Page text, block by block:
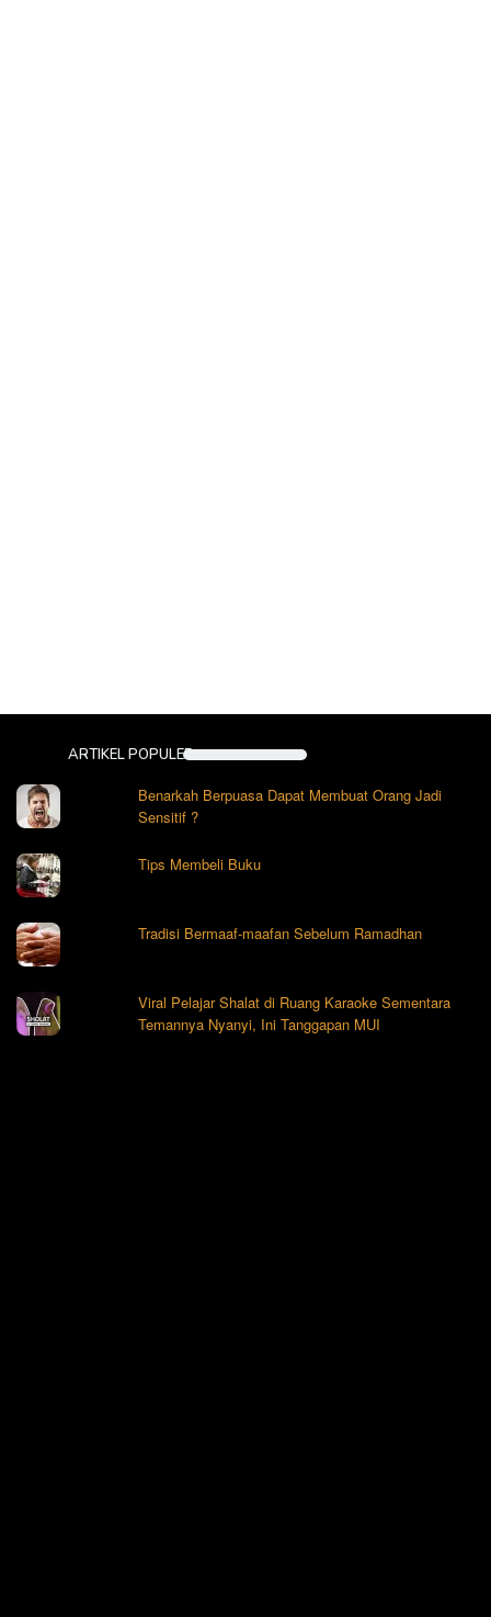
ARTIKEL POPULER
Benarkah Berpuasa Dapat Membuat Orang Jadi
Sensitif ?
Tips Membeli Buku
Tradisi Bermaaf-maafan Sebelum Ramadhan
Viral Pelajar Shalat di Ruang Karaoke Sementara
Temannya Nyanyi, Ini Tanggapan MUI